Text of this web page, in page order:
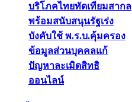
บริโภคไทยทัดเทียมสากล
พร้อมสนับสนุนรัฐเร่ง
บังคับใช้ พ.ร.บ.คุ้มครอง
ข้อมูลส่วนบุคคลแก้
ปัญหาละเมิดสิทธิ
ออนไลน์